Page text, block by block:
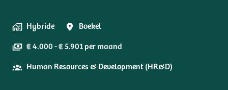
Hybride Boekel
€ 4.000 - € 5.901 per maand
Human Resources & Development (HR&D)